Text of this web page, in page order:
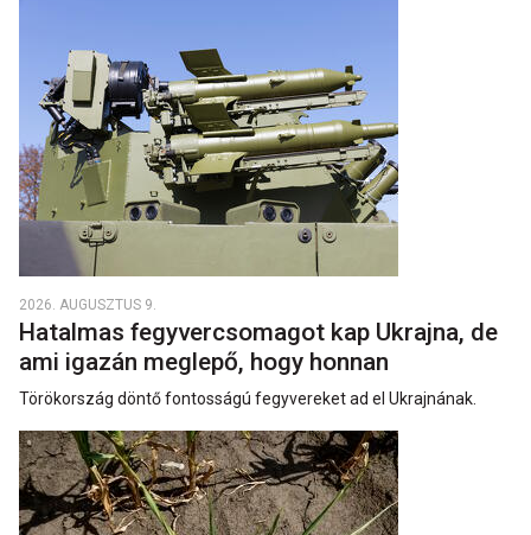
2026. AUGUSZTUS 9.
Hatalmas fegyvercsomagot kap Ukrajna, de
ami igazán meglepő, hogy honnan
Törökország döntő fontosságú fegyvereket ad el Ukrajnának.